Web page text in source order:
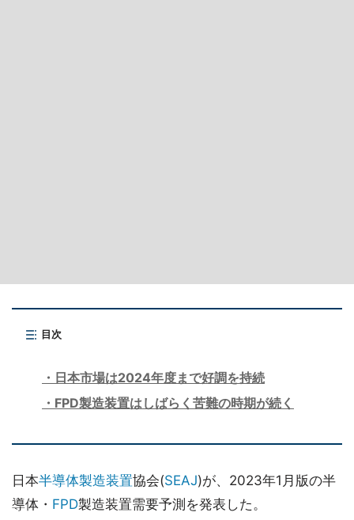
目次
日本市場は2024年度まで好調を持続
FPD製造装置はしばらく苦難の時期が続く
日本半導体製造装置協会(SEAJ)が、2023年1月版の半
導体・ FPD製造装置需要予測を発表した。